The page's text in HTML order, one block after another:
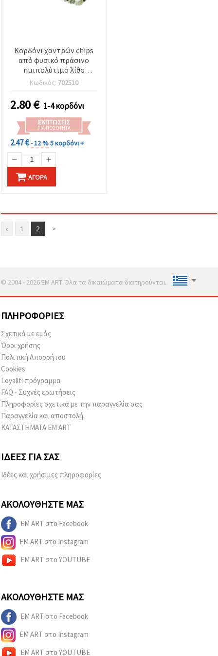
Κορδόνι χαντρών chips
από φυσικό πράσινο
ημιπολύτιμο λίθο
Πρεχνίτη, ακανόνιστες
5–7 mm, περίπου 90 cm
Κωδικός: 702510
2.80€ 1-4 κορδόνι
ΕΚΠΤΏΣΕΙΣ
ΓΙΑ ΠΟΣΌΤΗΤΑ
2.47 €- 12 %5 κορδόνι +
ΑΓΟΡΆ
‹ 1 2 >
© 2004 - 2026 EM ART Όλα τα δικαιώματα διατηρούνται..
ΠΛΗΡΟΦΟΡΊΕΣ
Σχετικά με εμάς
Όροι χρήσης
Πολιτική Απορρήτου
Cookies
Loyaliti πρόγραμμα
FAQ - Συχνές ερωτήσεις
Πληροφορίες σχετικά με την παραγγελία σας
Παραγγελία και αποστολή
ΚΑΤΑΣΤΗΜΑΤΑ EM ART
ΙΔΈΕΣ ΓΙΑ ΣΑΣ
Ιδέες και χρήσιμες πληροφορίες
ΑΚΟΛΟΥΘΉΣΤΕ ΜΑΣ
EM ART στο Facebook
EM ART στο Instagram
EM ART στο YOUTUBE
ΑΚΟΛΟΥΘΉΣΤΕ ΜΑΣ
EM ART στο Facebook
EM ART στο Instagram
EM ART στο YOUTUBE